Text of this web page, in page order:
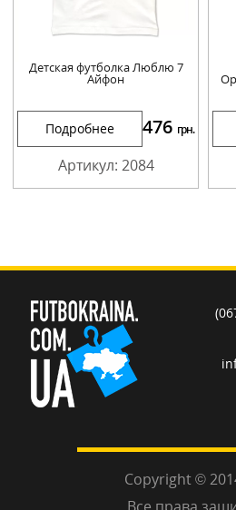
Детская футболка Люблю 7
Айфон
Подробнее 476 грн.
Артикул: 2084
Copyright ©